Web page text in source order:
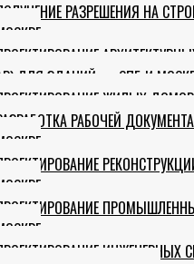
MENU РАЗРЕШЕНИЯ НА
ДЛЯ ЗДАНИЙ — СПБ И
ЖИЛЫХ
РАБОЧЕЙ
ИНЖЕНЕРНЫХ